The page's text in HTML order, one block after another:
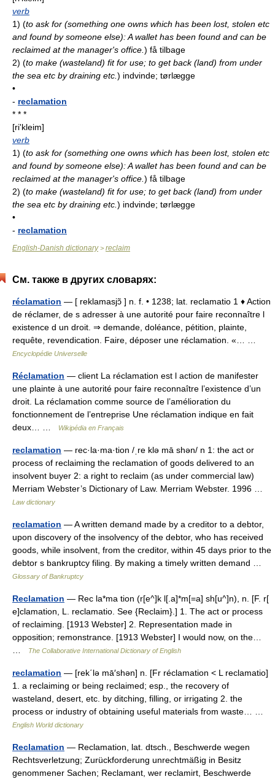
verb
1) (to ask for (something one owns which has been lost, stolen etc
and found by someone else): A wallet has been found and can be
reclaimed at the manager's office. ) få tilbage
2) (to make (wasteland) fit for use; to get back (land) from under
the sea etc by draining etc. ) indvinde; tørlægge
•
- reclamation
* * *
[ri'kleim]
verb
1) (to ask for (something one owns which has been lost, stolen etc
and found by someone else): A wallet has been found and can be
reclaimed at the manager's office. ) få tilbage
2) (to make (wasteland) fit for use; to get back (land) from under
the sea etc by draining etc. ) indvinde; tørlægge
•
- reclamation
English-Danish dictionary> reclaim
См. также в других словарях:
réclamation — [ reklamasjɔ̃ ] n. f. • 1238; lat. reclamatio 1 ♦ Action
de réclamer, de s adresser à une autorité pour faire reconnaître l
existence d un droit. ⇒ demande, doléance, pétition, plainte,
requête, revendication. Faire, déposer une réclamation. «… …
Encyclopédie Universelle
Réclamation — client La réclamation est l action de manifester
une plainte à une autorité pour faire reconnaître l’existence d’un
droit. La réclamation comme source de l’amélioration du
fonctionnement de l’entreprise Une réclamation indique en fait
deux… …
Wikipédia en Français
reclamation — rec·la·ma·tion /ˌre klə mā shən/ n 1: the act or
process of reclaiming the reclamation of goods delivered to an
insolvent buyer 2: a right to reclaim (as under commercial law)
Merriam Webster’s Dictionary of Law. Merriam Webster. 1996 …
Law dictionary
reclamation — A written demand made by a creditor to a debtor,
upon discovery of the insolvency of the debtor, who has received
goods, while insolvent, from the creditor, within 45 days prior to the
debtor s bankruptcy filing. By making a timely written demand …
Glossary of Bankruptcy
Reclamation — Rec la*ma tion (r[e^]k l[.a]*m[=a] sh[u^]n), n. [F. r[
e]clamation, L. reclamatio. See {Reclaim}.] 1. The act or process
of reclaiming. [1913 Webster] 2. Representation made in
opposition; remonstrance. [1913 Webster] I would now, on the…
The Collaborative International Dictionary of English
reclamation — [rek΄lə mā′shən] n. [Fr réclamation < L reclamatio]
1. a reclaiming or being reclaimed; esp., the recovery of
wasteland, desert, etc. by ditching, filling, or irrigating 2. the
process or industry of obtaining useful materials from waste… …
English World dictionary
Reclamation — Reclamation, lat. dtsch., Beschwerde wegen
Rechtsverletzung; Zurückforderung unrechtmäßig in Besitz
genommener Sachen; Reclamant, wer reclamirt, Beschwerde